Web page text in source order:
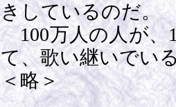
きしているのだ。
100万人の人が、
て、歌い継いでい
＜略＞